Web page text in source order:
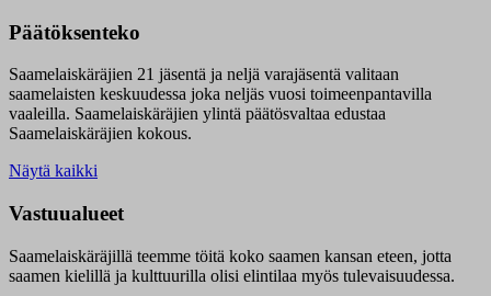
Päätöksenteko
Saamelaiskäräjien 21 jäsentä ja neljä varajäsentä valitaan
saamelaisten keskuudessa joka neljäs vuosi toimeenpantavilla
vaaleilla. Saamelaiskäräjien ylintä päätösvaltaa edustaa
Saamelaiskäräjien kokous.
Näytä kaikki
Vastuualueet
Saamelaiskäräjillä teemme töitä koko saamen kansan eteen, jotta
saamen kielillä ja kulttuurilla olisi elintilaa myös tulevaisuudessa.